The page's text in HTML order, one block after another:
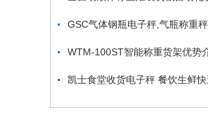
WTM-100ST智能称重货架优势